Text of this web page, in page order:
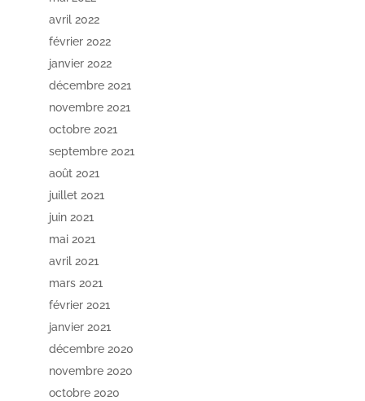
avril 2022
février 2022
janvier 2022
décembre 2021
novembre 2021
octobre 2021
septembre 2021
août 2021
juillet 2021
juin 2021
mai 2021
avril 2021
mars 2021
février 2021
janvier 2021
décembre 2020
novembre 2020
octobre 2020